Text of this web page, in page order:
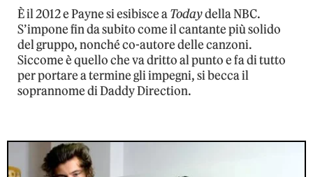
È il 2012 e Payne si esibisce aTodaydella NBC.
S’impone fin da subito come il cantante più solido
del gruppo, nonché co-autore delle canzoni.
Siccome è quello che va dritto al punto e fa di tutto
per portare a termine gli impegni, si becca il
soprannome di Daddy Direction.